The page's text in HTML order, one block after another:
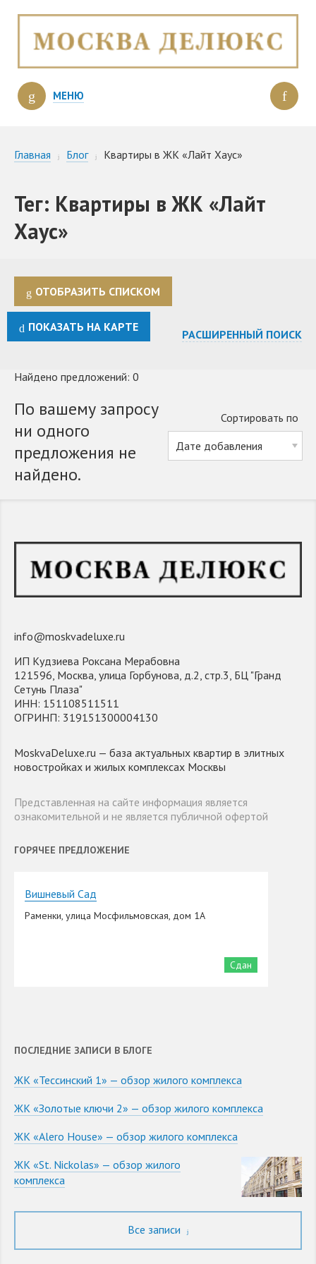
МЕНЮ
Главная Блог Квартиры в ЖК «Лайт Хаус»
Тег: Квартиры в ЖК «Лайт
Хаус»
ОТОБРАЗИТЬ СПИСКОМ
ПОКАЗАТЬ НА КАРТЕ
РАСШИРЕННЫЙ ПОИСК
Найдено предложений: 0
Сортировать по
По вашему запросу
ни одного
предложения не
найдено.
info@moskvadeluxe.ru
ИП Кудзиева Роксана Мерабовна
121596, Москва, улица Горбунова, д.2, стр.3, БЦ "Гранд
Сетунь Плаза"
ИНН: 151108511511
ОГРИНП: 319151300004130
MoskvaDeluxe.ru — база актуальных квартир в элитных
новостройках и жилых комплексах Москвы
Представленная на сайте информация является
ознакомительной и не является публичной офертой
ГОРЯЧЕЕ ПРЕДЛОЖЕНИЕ
Вишневый Сад
Раменки, улица Мосфильмовская, дом 1А
Сдан
ПОСЛЕДНИЕ ЗАПИСИ В БЛОГЕ
ЖК «Тессинский 1» — обзор жилого комплекса
ЖК «Золотые ключи 2» — обзор жилого комплекса
ЖК «Alero House» — обзор жилого комплекса
ЖК «St. Nickolas» — обзор жилого
комплекса
Все записи